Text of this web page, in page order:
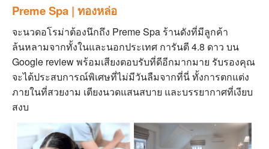
Preme Spa | ทองหล่อ
จะนวดอโรม่าต้องนึกถึง Preme Spa ร้านดังที่มีลูกค้า
ล้นหลามจากทั้งในและนอกประเทศ การันตี 4.8 ดาว บน
Google review พร้อมเสียงตอบรับที่ดีอีกมากมาย รับรองคุณ
จะได้ประสบการณ์พิเศษที่ไม่มีวันลืมจากที่นี่ ทั้งการตกแต่ง
ภายในที่สวยงาม เตียงนวดแสนสบาย และบรรยากาศที่เงียบ
สงบ